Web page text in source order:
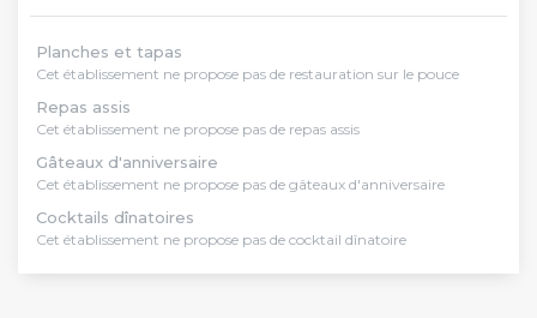
Planches et tapas
Cet établissement ne propose pas de restauration sur le pouce
Repas assis
Cet établissement ne propose pas de repas assis
Gâteaux d'anniversaire
Cet établissement ne propose pas de gâteaux d'anniversaire
Cocktails dînatoires
Cet établissement ne propose pas de cocktail dînatoire